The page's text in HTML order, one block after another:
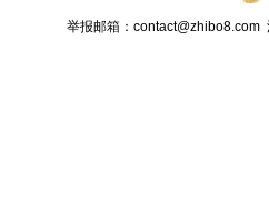
举报邮箱：